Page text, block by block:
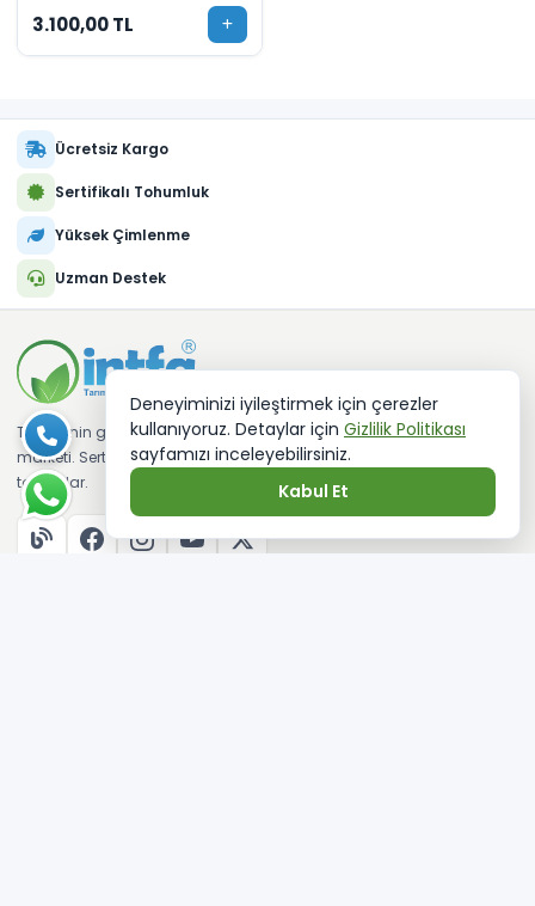
3.100,00 TL
Ücretsiz Kargo
Sertifikalı Tohumluk
Yüksek Çimlenme
Uzman Destek
Türkiye'nin güvenilir tarımsal alışveriş
marketi. Sertifikalı fideler ve kaliteli
tohumlar.
Deneyiminizi iyileştirmek için çerezler
kullanıyoruz. Detaylar için Gizlilik Politikası
sayfamızı inceleyebilirsiniz.
Kabul Et